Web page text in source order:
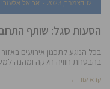
12 דצמבר, 2023 אריאל אלעזרי
הסעות סגל: שותף
בכל הנוגע לתכנון אירועים
בהבטחת חוויה חלקה ומהנה
קרא עוד ←